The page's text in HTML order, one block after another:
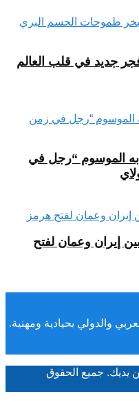
جديد في قلب العالم
الموسوم “رجل في
عن اتفاق لـ60 يوماً بين إيران وعمان لفتح
والدولي بحيادية ومهنية.
يديك. جميع الحقوق